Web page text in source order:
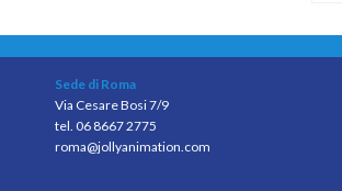
Sede di Roma
Via Cesare Bosi 7/9
tel. 06 8667 2775
roma@jollyanimation.com